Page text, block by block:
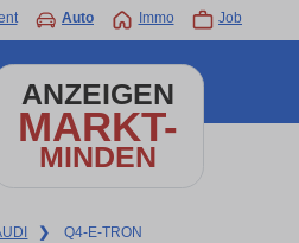
Auto Immo Job
ANZEIGEN
MARKT-
MINDEN
❯ Q4-E-TRON